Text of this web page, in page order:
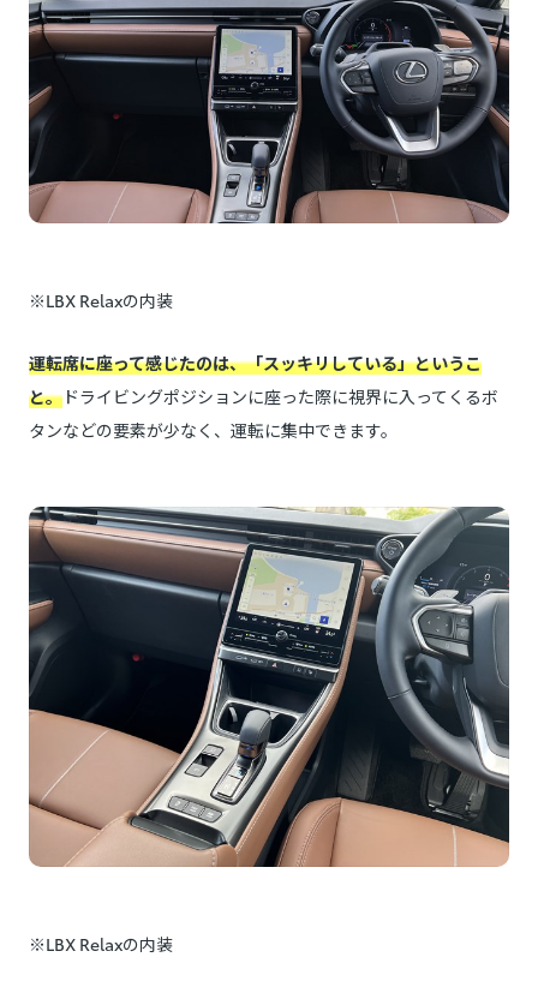
※LBX Relaxの内装
運転席に座って感じたのは、「スッキリしている」というこ
と。 ドライビングポジションに座った際に視界に入ってくるボ
タンなどの要素が少なく、運転に集中できます。
※LBX Relaxの内装